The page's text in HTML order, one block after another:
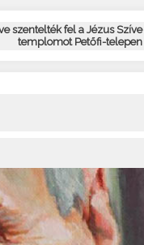
szentelték fel a Jézus Szíve
templomot Petőfi-telepen